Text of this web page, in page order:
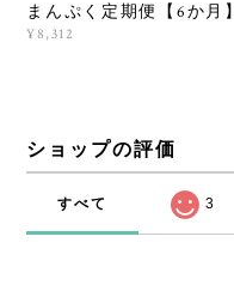
まんぷく定期便【6か
¥8,312
ショップの評価
すべて 3